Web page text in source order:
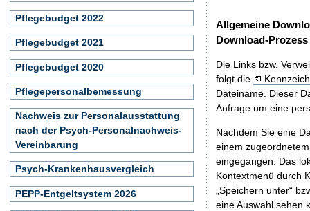
Allgemeine
Download-Prozess
Die Links bzw.
folgt die
Dateiname. Dieser
Anfrage um eine
Nachdem Sie eine
einem
eingegangen. Das
Kontextmenü durch
„Speichern unter“
eine Auswahl sehen
Pflegebudget 2022
Pflegebudget 2021
Pflegebudget 2020
Pflegepersonalbemessung
Nachweis zur Personalausstattung
nach der Psych-Personalnachweis-
Vereinbarung
Psych-Krankenhausvergleich
PEPP-Entgeltsystem 2026